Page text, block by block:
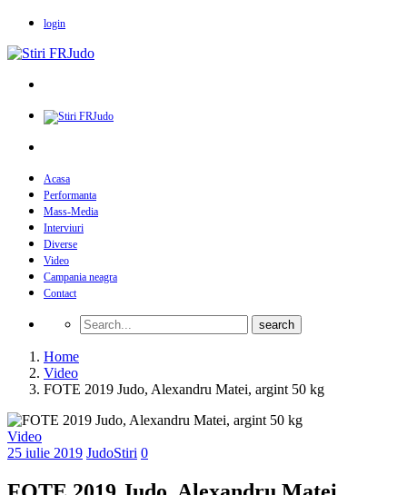
login
Acasa
Performanta
Mass-Media
Interviuri
Diverse
Video
Campania neagra
Contact
Home
Video
FOTE 2019 Judo, Alexandru Matei, argint 50 kg
Video
25 iulie 2019 JudoStiri 0